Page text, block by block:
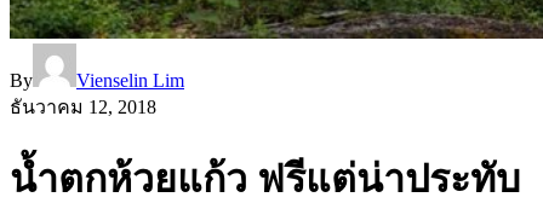
By
Vienselin Lim
ธันวาคม 12, 2018
น้ำตกห้วยแก้ว ฟรีแต่น่าประทับ